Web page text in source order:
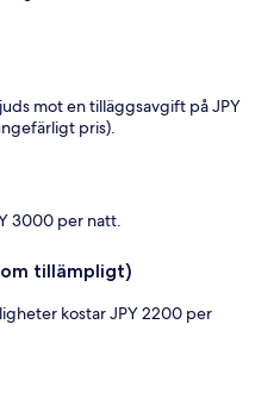
mot en tilläggsavgift på JPY
pris).
3000 per natt.
tillämpligt)
kostar JPY 2200 per